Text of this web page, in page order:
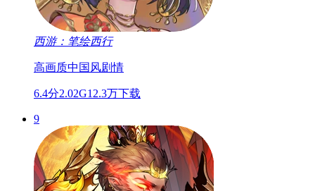
西游：笔绘西行
高画质中国风剧情
6.4分2.02G12.3万下载
9